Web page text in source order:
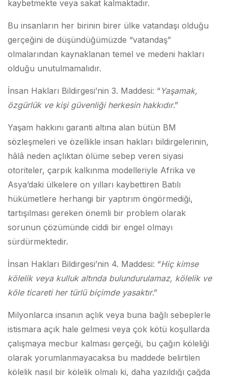
kaybetmekte veya sakat kalmaktadır.
Bu insanların her birinin birer ülke vatandaşı olduğu
gerçeğini de düşündüğümüzde “vatandaş”
olmalarından kaynaklanan temel ve medeni hakları
olduğu unutulmamalıdır.
İnsan Hakları Bildirgesi’nin 3. Maddesi: “Yaşamak,
özgürlük ve kişi güvenliği herkesin hakkıdır.”
Yaşam hakkını garanti altına alan bütün BM
sözleşmeleri ve özellikle insan hakları bildirgelerinin,
hâlâ neden açlıktan ölüme sebep veren siyasi
otoriteler, çarpık kalkınma modelleriyle Afrika ve
Asya’daki ülkelere on yılları kaybettiren Batılı
hükümetlere herhangi bir yaptırım öngörmediği,
tartışılması gereken önemli bir problem olarak
sorunun çözümünde ciddi bir engel olmayı
sürdürmektedir.
İnsan Hakları Bildirgesi’nin 4. Maddesi: “Hiç kimse
kölelik veya kulluk altında bulundurulamaz, kölelik ve
köle ticareti her türlü biçimde yasaktır.”
Milyonlarca insanın açlık veya buna bağlı sebeplerle
istismara açık hale gelmesi veya çok kötü koşullarda
çalışmaya mecbur kalması gerçeği, bu çağın köleliği
olarak yorumlanmayacaksa bu maddede belirtilen
kölelik nasıl bir kölelik olmalı ki, daha yazıldığı çağda